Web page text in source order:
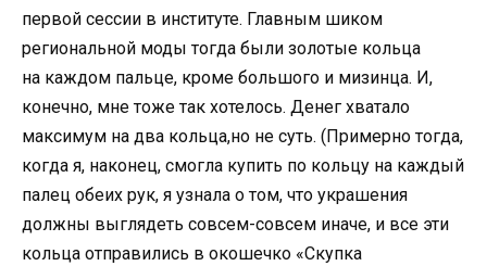
первой сессии в институте. Главным шиком
региональной моды тогда были золотые кольца
на каждом пальце, кроме большого и мизинца. И,
конечно, мне тоже так хотелось. Денег хватало
максимум на два кольца,но не суть. (Примерно тогда,
когда я, наконец, смогла купить по кольцу на каждый
палец обеих рук, я узнала о том, что украшения
должны выглядеть совсем-совсем иначе, и все эти
кольца отправились в окошечко «Скупка